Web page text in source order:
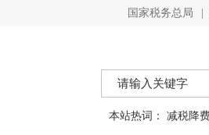
国家税务总局
本站热词： 减税降